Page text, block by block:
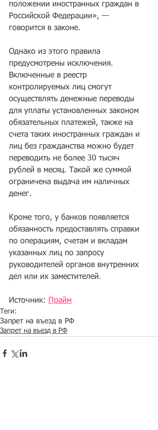
положении иностранных граждан в
Российской Федерации», —
говорится в законе.
Однако из этого правила
предусмотрены исключения.
Включенные в реестр
контролируемых лиц смогут
осуществлять денежные переводы
для уплаты установленных законом
обязательных платежей, также на
счета таких иностранных граждан и
лиц без гражданства можно будет
переводить не более 30 тысяч
рублей в месяц. Такой же суммой
ограничена выдача им наличных
денег.
Кроме того, у банков появляется
обязанность предоставлять справки
по операциям, счетам и вкладам
указанных лиц по запросу
руководителей органов внутренних
дел или их заместителей.
Источник: Прайм
Теги:
Запрет на въезд в РФ
Запрет на въезд в РФ